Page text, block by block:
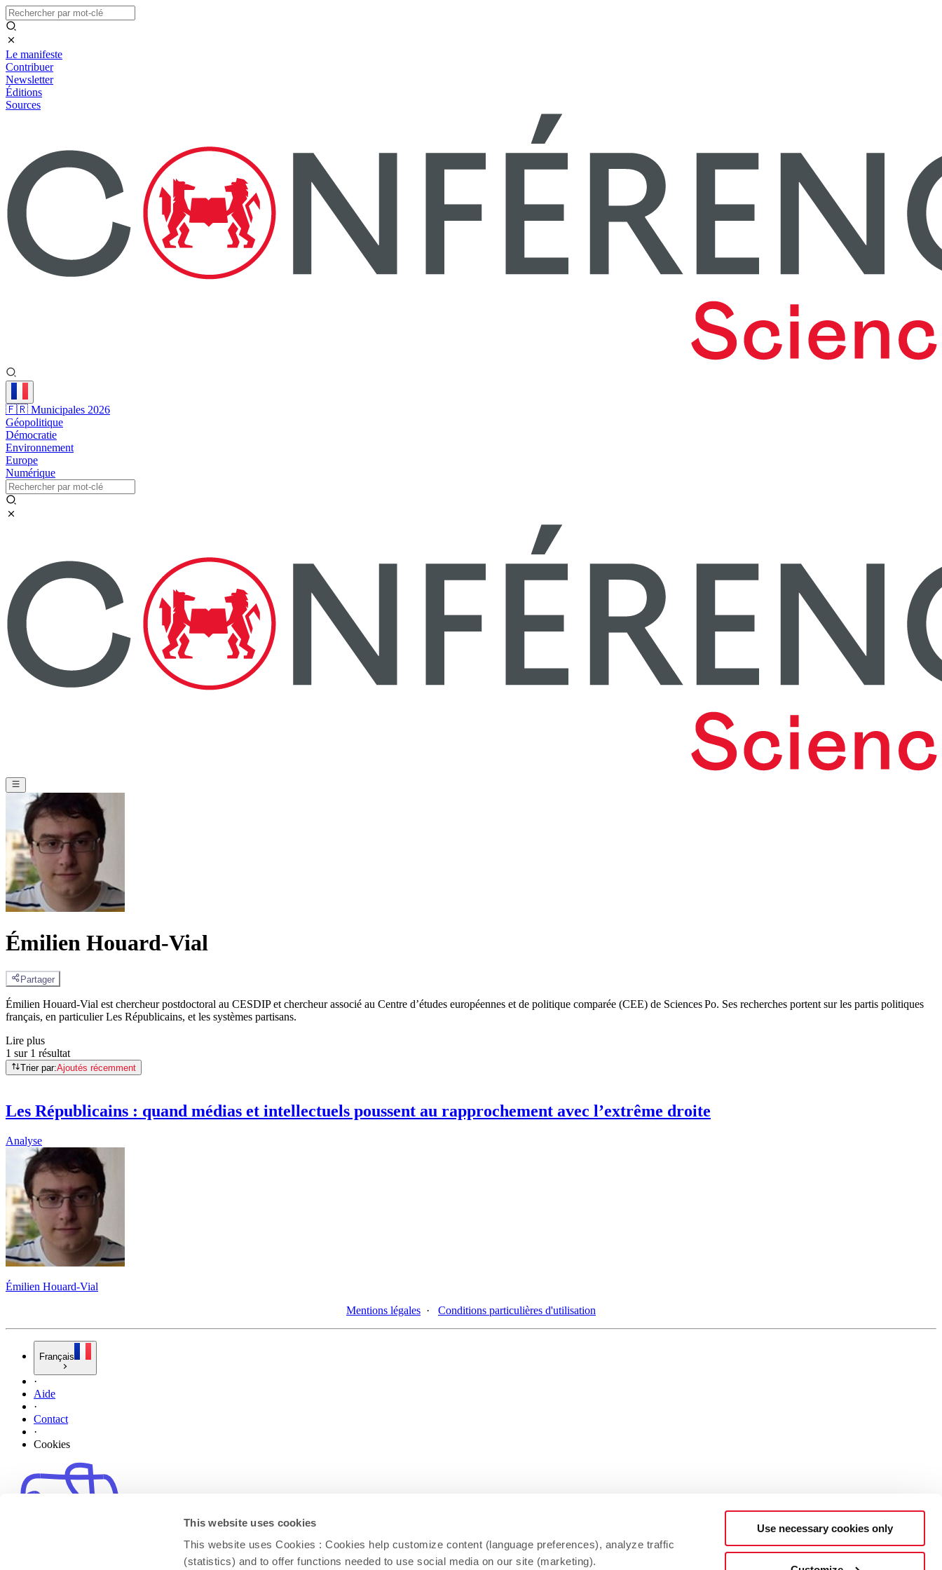
This website uses cookies
This website uses Cookies : Cookies help customize content (language preferences), analyze traffic
(statistics) and to offer functions needed to use social media on our site (marketing).
Use necessary cookies only
Le manifeste
Contribuer
Newsletter
Éditions
Sources
🇫🇷 Municipales 2026
Géopolitique
Démocratie
Environnement
Europe
Numérique
Émilien Houard-Vial
Partager
Émilien Houard‑Vial est chercheur postdoctoral au CESDIP et chercheur associé au Centre d’études européennes et de politique comparée (CEE) de Sciences Po. Ses recherches portent sur les partis politiques
français, en particulier Les Républicains, et les systèmes partisans.
Lire plus
1 sur 1 résultat
Trier par:Ajoutés récemment
Les Républicains : quand médias et intellectuels poussent au rapprochement avec l’extrême droite
Analyse
Émilien Houard-Vial
Mentions légales · Conditions particulières d'utilisation
Français
·
Aide
·
Contact
·
Cookies